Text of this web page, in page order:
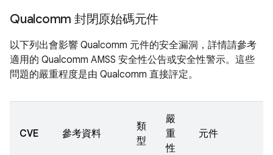
Qualcomm 封閉原始碼元件
以下列出會影響 Qualcomm 元件的安全漏洞，詳情請參考
適用的 Qualcomm AMSS 安全性公告或安全性警示。這些
問題的嚴重程度是由 Qualcomm 直接評定。
CVE 參考資料
類
型
嚴
重
性
元件